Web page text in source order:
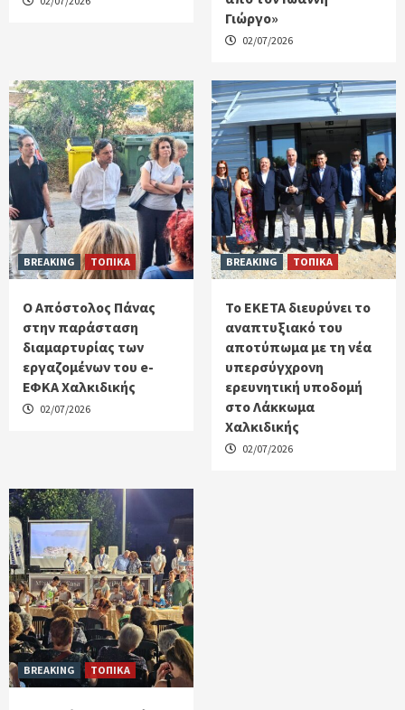
Γιώργο»
02/07/2026
BREAKING ΤΟΠΙΚΑ
Ο Απόστολος Πάνας
στην παράσταση
διαμαρτυρίας των
εργαζομένων του e-
ΕΦΚΑ Χαλκιδικής
02/07/2026
BREAKING ΤΟΠΙΚΑ
Το ΕΚΕΤΑ διευρύνει το
αναπτυξιακό του
αποτύπωμα με τη νέα
υπερσύγχρονη
ερευνητική υποδομή
στο Λάκκωμα
Χαλκιδικής
02/07/2026
BREAKING ΤΟΠΙΚΑ